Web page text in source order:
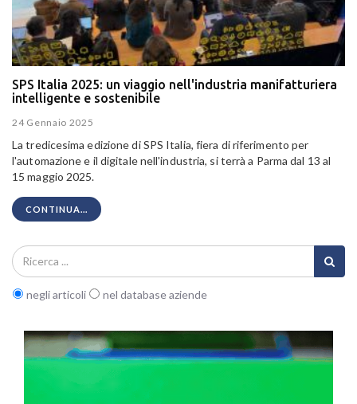
SPS Italia 2025: un viaggio nell'industria manifatturiera
intelligente e sostenibile
24 Gennaio 2025
La tredicesima edizione di SPS Italia, fiera di riferimento per
l'automazione e il digitale nell'industria, si terrà a Parma dal 13 al
15 maggio 2025.
CONTINUA...
negli articoli nel database aziende